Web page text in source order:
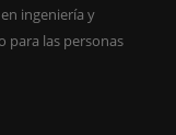
ingeniería y
para las personas